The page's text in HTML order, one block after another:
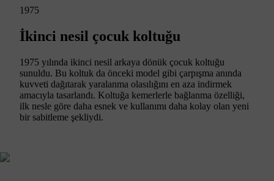
1975
İkinci nesil çocuk koltuğu
1975 yılında ikinci nesil arkaya dönük çocuk koltuğu
sunuldu. Bu koltuk da önceki model gibi çarpışma anında
kuvveti dağıtarak yaralanma olasılığını en aza indirmek
amacıyla tasarlandı. Koltuğa kemerlerle bağlanma özelliği,
ilk nesle göre daha esnek ve kullanımı daha kolay olan yeni
bir sabitleme şekliydi.